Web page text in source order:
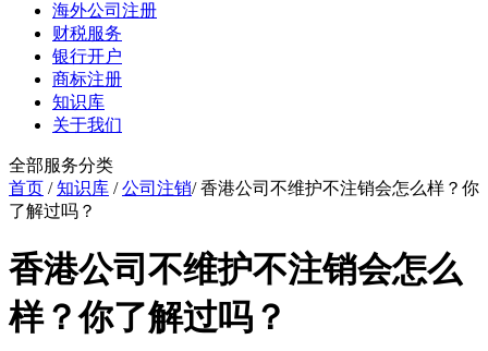
海外公司注册
财税服务
银行开户
商标注册
知识库
关于我们
全部服务分类
首页 /知识库 /公司注销/ 香港公司不维护不注销会怎么样？你
了解过吗？
香港公司不维护不注销会怎么
样？你了解过吗？